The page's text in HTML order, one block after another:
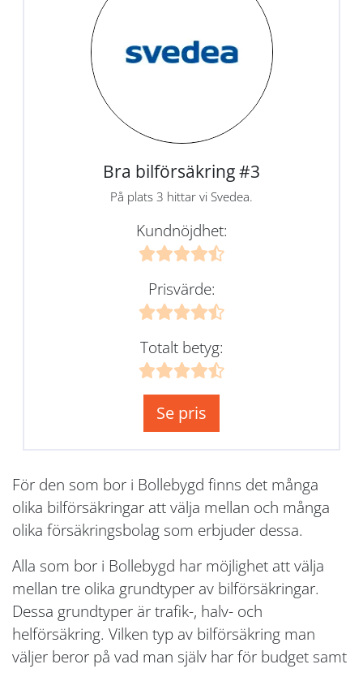
Bra bilförsäkring #3
På plats 3 hittar vi Svedea.
Kundnöjdhet:
Prisvärde:
Totalt betyg:
Se pris
För den som bor i Bollebygd finns det många
olika bilförsäkringar att välja mellan och många
olika försäkringsbolag som erbjuder dessa.
Alla som bor i Bollebygd har möjlighet att välja
mellan tre olika grundtyper av bilförsäkringar.
Dessa grundtyper är trafik-, halv- och
helförsäkring. Vilken typ av bilförsäkring man
väljer beror på vad man själv har för budget samt